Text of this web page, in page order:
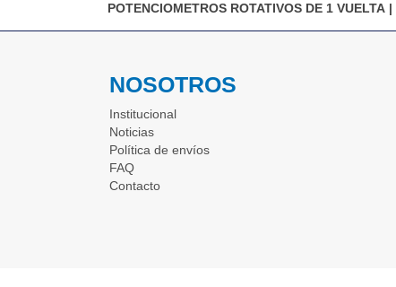
POTENCIOMETROS ROTATIVOS DE 1 VUELTA|
NOSOTROS
Institucional
Noticias
Política de envíos
FAQ
Contacto